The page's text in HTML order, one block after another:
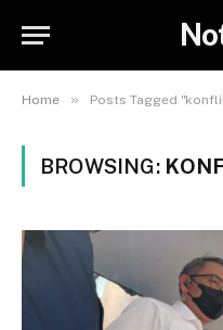
Home » Posts Tagged
BROWSING: